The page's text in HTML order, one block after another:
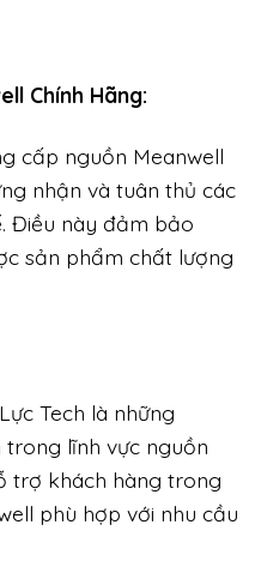
Chính Hãng:
cấp nguồn Meanwell
nhận và tuân thủ các
Điều này đảm bảo
sản phẩm chất lượng
Tech là những
trong lĩnh vực nguồn
trợ khách hàng trong
phù hợp với nhu cầu